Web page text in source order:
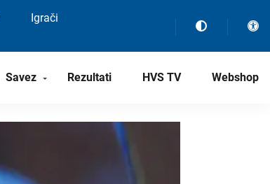
Igrači
Savez Rezultati HVS TV Webshop